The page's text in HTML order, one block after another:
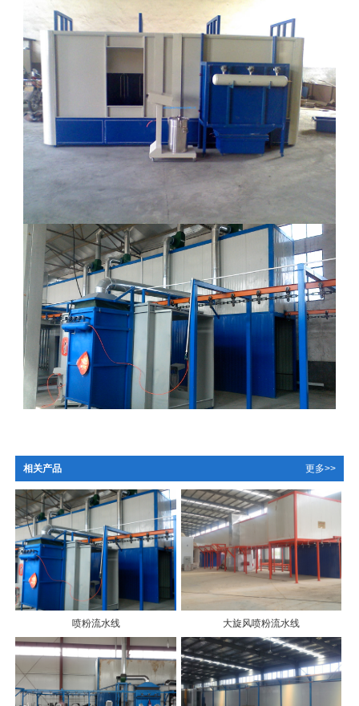
相关产品 更多>>
喷粉流水线 大旋风喷粉流水线